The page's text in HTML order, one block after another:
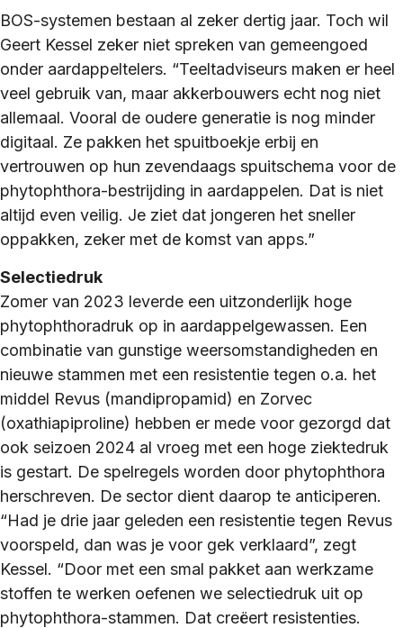
BOS-systemen bestaan al zeker dertig jaar. Toch wil
Geert Kessel zeker niet spreken van gemeengoed
onder aardappeltelers. “Teeltadviseurs maken er heel
veel gebruik van, maar akkerbouwers echt nog niet
allemaal. Vooral de oudere generatie is nog minder
digitaal. Ze pakken het spuitboekje erbij en
vertrouwen op hun zevendaags spuitschema voor de
phytophthora-bestrijding in aardappelen. Dat is niet
altijd even veilig. Je ziet dat jongeren het sneller
oppakken, zeker met de komst van apps.”
Selectiedruk
Zomer van 2023 leverde een uitzonderlijk hoge
phytophthoradruk op in aardappelgewassen. Een
combinatie van gunstige weersomstandigheden en
nieuwe stammen met een resistentie tegen o.a. het
middel Revus (mandipropamid) en Zorvec
(oxathiapiproline) hebben er mede voor gezorgd dat
ook seizoen 2024 al vroeg met een hoge ziektedruk
is gestart. De spelregels worden door phytophthora
herschreven. De sector dient daarop te anticiperen.
“Had je drie jaar geleden een resistentie tegen Revus
voorspeld, dan was je voor gek verklaard”, zegt
Kessel. “Door met een smal pakket aan werkzame
stoffen te werken oefenen we selectiedruk uit op
phytophthora-stammen. Dat creëert resistenties.